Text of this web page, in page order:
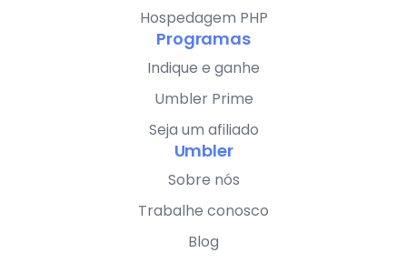
Hospedagem PHP
Programas
Indique e ganhe
Umbler Prime
Seja um afiliado
Umbler
Sobre nós
Trabalhe conosco
Blog